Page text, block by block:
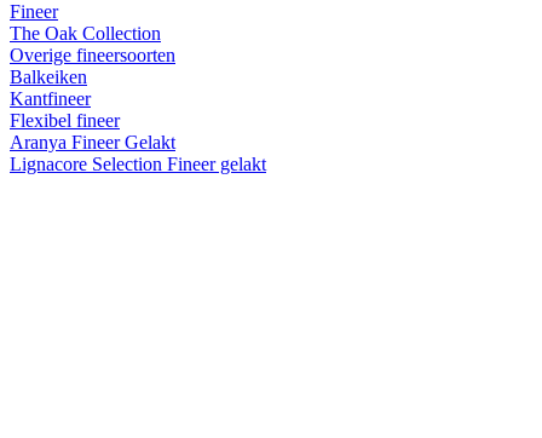
Fineer
The Oak Collection
Overige fineersoorten
Balkeiken
Kantfineer
Flexibel fineer
Aranya Fineer Gelakt
Lignacore Selection Fineer gelakt